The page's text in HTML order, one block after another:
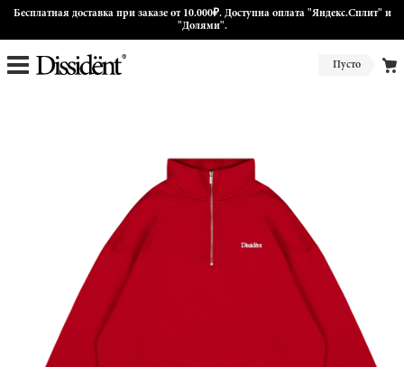
Бесплатная доставка при заказе от 10.000₽. Доступна оплата "Яндекс.Сплит" и
"Долями".
Пусто